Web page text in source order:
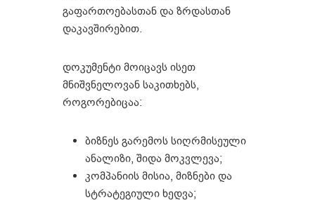
გაფართოებასთან და ზრდასთან
დაკავშირებით.
დოკუმენტი მოიცავს ისეთ
მნიშვნელოვან საკითხებს,
როგორებიცაა:
ბიზნეს გარემოს სიღრმისეული
ანალიზი, შიდა მოკვლევა;
კომპანიის მისია, მიზნები და
სტრატეგიული ხედვა;